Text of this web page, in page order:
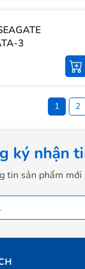
3
1 2
ký nhận
tin sản phẩm